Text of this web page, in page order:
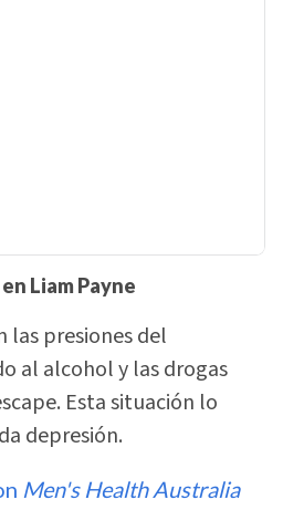
Liam Payne
las presiones del
al alcohol y las drogas
Esta situación lo
depresión.
Men's Health Australia